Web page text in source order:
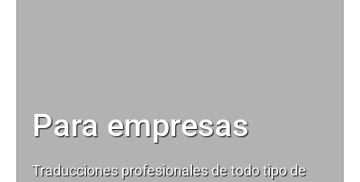
Para empresas
Traducciones profesionales de todo tipo de